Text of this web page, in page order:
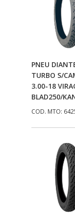
DAYCO
DELTA
DIA FRAG
DID
DUAS
EBF
EBF
PNEU
TURBO S/
3.00-18
BLAD250/
COD. MTO: